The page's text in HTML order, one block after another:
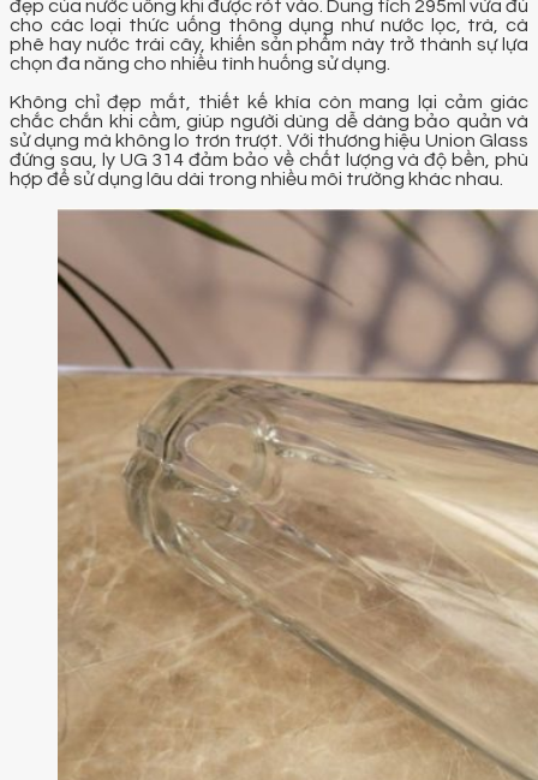
đẹp của nước uống khi được rót vào. Dung tích 295ml vừa đủ
cho các loại thức uống thông dụng như nước lọc, trà, cà
phê hay nước trái cây, khiến sản phẩm này trở thành sự lựa
chọn đa năng cho nhiều tình huống sử dụng.
Không chỉ đẹp mắt, thiết kế khía còn mang lại cảm giác
chắc chắn khi cầm, giúp người dùng dễ dàng bảo quản và
sử dụng mà không lo trơn trượt. Với thương hiệu Union Glass
đứng sau, ly UG 314 đảm bảo về chất lượng và độ bền, phù
hợp để sử dụng lâu dài trong nhiều môi trường khác nhau.